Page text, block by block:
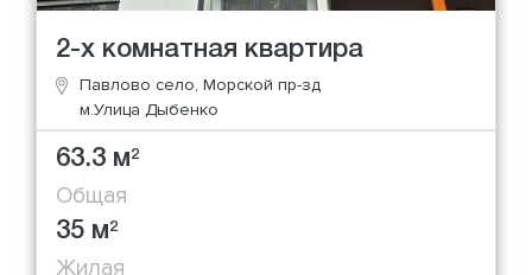
2-х комнатная квартира
Павлово село, Морской пр-зд
м.Улица Дыбенко
63.3 м2
Общая
35 м2
Жилая